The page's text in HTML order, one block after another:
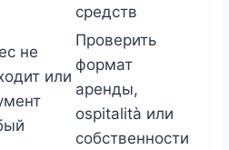
средств
не
или
Проверить
формат
аренды,
ospitalità или
собственности